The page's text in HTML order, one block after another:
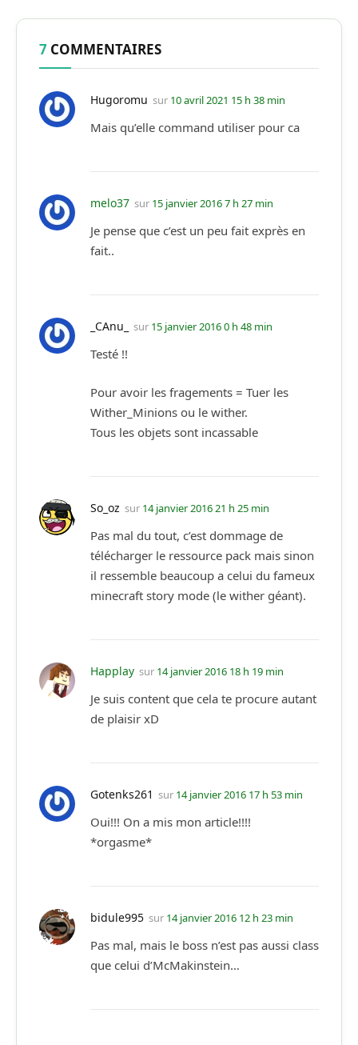
7 COMMENTAIRES
Hugoromu sur 10 avril 2021 15 h 38 min
Mais qu’elle command utiliser pour ca
melo37 sur 15 janvier 2016 7 h 27 min
Je pense que c’est un peu fait exprès en
fait..
_CAnu_ sur 15 janvier 2016 0 h 48 min
Testé !!
Pour avoir les fragements = Tuer les
Wither_Minions ou le wither.
Tous les objets sont incassable
So_oz sur 14 janvier 2016 21 h 25 min
Pas mal du tout, c’est dommage de
télécharger le ressource pack mais sinon
il ressemble beaucoup a celui du fameux
minecraft story mode (le wither géant).
Happlay sur 14 janvier 2016 18 h 19 min
Je suis content que cela te procure autant
de plaisir xD
Gotenks261 sur 14 janvier 2016 17 h 53 min
Oui!!! On a mis mon article!!!!
*orgasme*
bidule995 sur 14 janvier 2016 12 h 23 min
Pas mal, mais le boss n’est pas aussi class
que celui d’McMakinstein…